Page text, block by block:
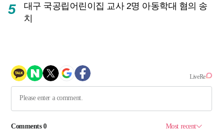
5
대구 국공립어린이집 교사 2명 아동학대 혐의 송
치